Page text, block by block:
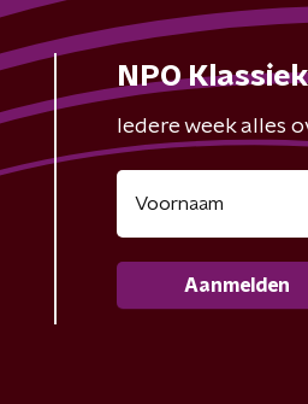
NPO
Iedere week alles
Aanmelden